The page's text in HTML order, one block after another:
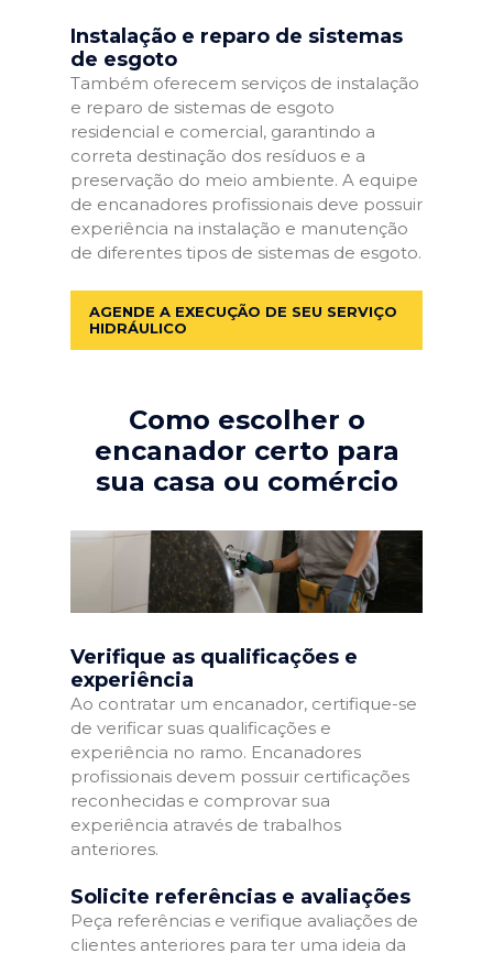
Instalação e reparo de sistemas
de esgoto
Também oferecem serviços de instalação
e reparo de sistemas de esgoto
residencial e comercial, garantindo a
correta destinação dos resíduos e a
preservação do meio ambiente. A equipe
de encanadores profissionais deve possuir
experiência na instalação e manutenção
de diferentes tipos de sistemas de esgoto.
AGENDE A EXECUÇÃO DE SEU SERVIÇO
HIDRÁULICO
Como escolher o
encanador certo para
sua casa ou comércio
Verifique as qualificações e
experiência
Ao contratar um encanador, certifique-se
de verificar suas qualificações e
experiência no ramo. Encanadores
profissionais devem possuir certificações
reconhecidas e comprovar sua
experiência através de trabalhos
anteriores.
Solicite referências e avaliações
Peça referências e verifique avaliações de
clientes anteriores para ter uma ideia da